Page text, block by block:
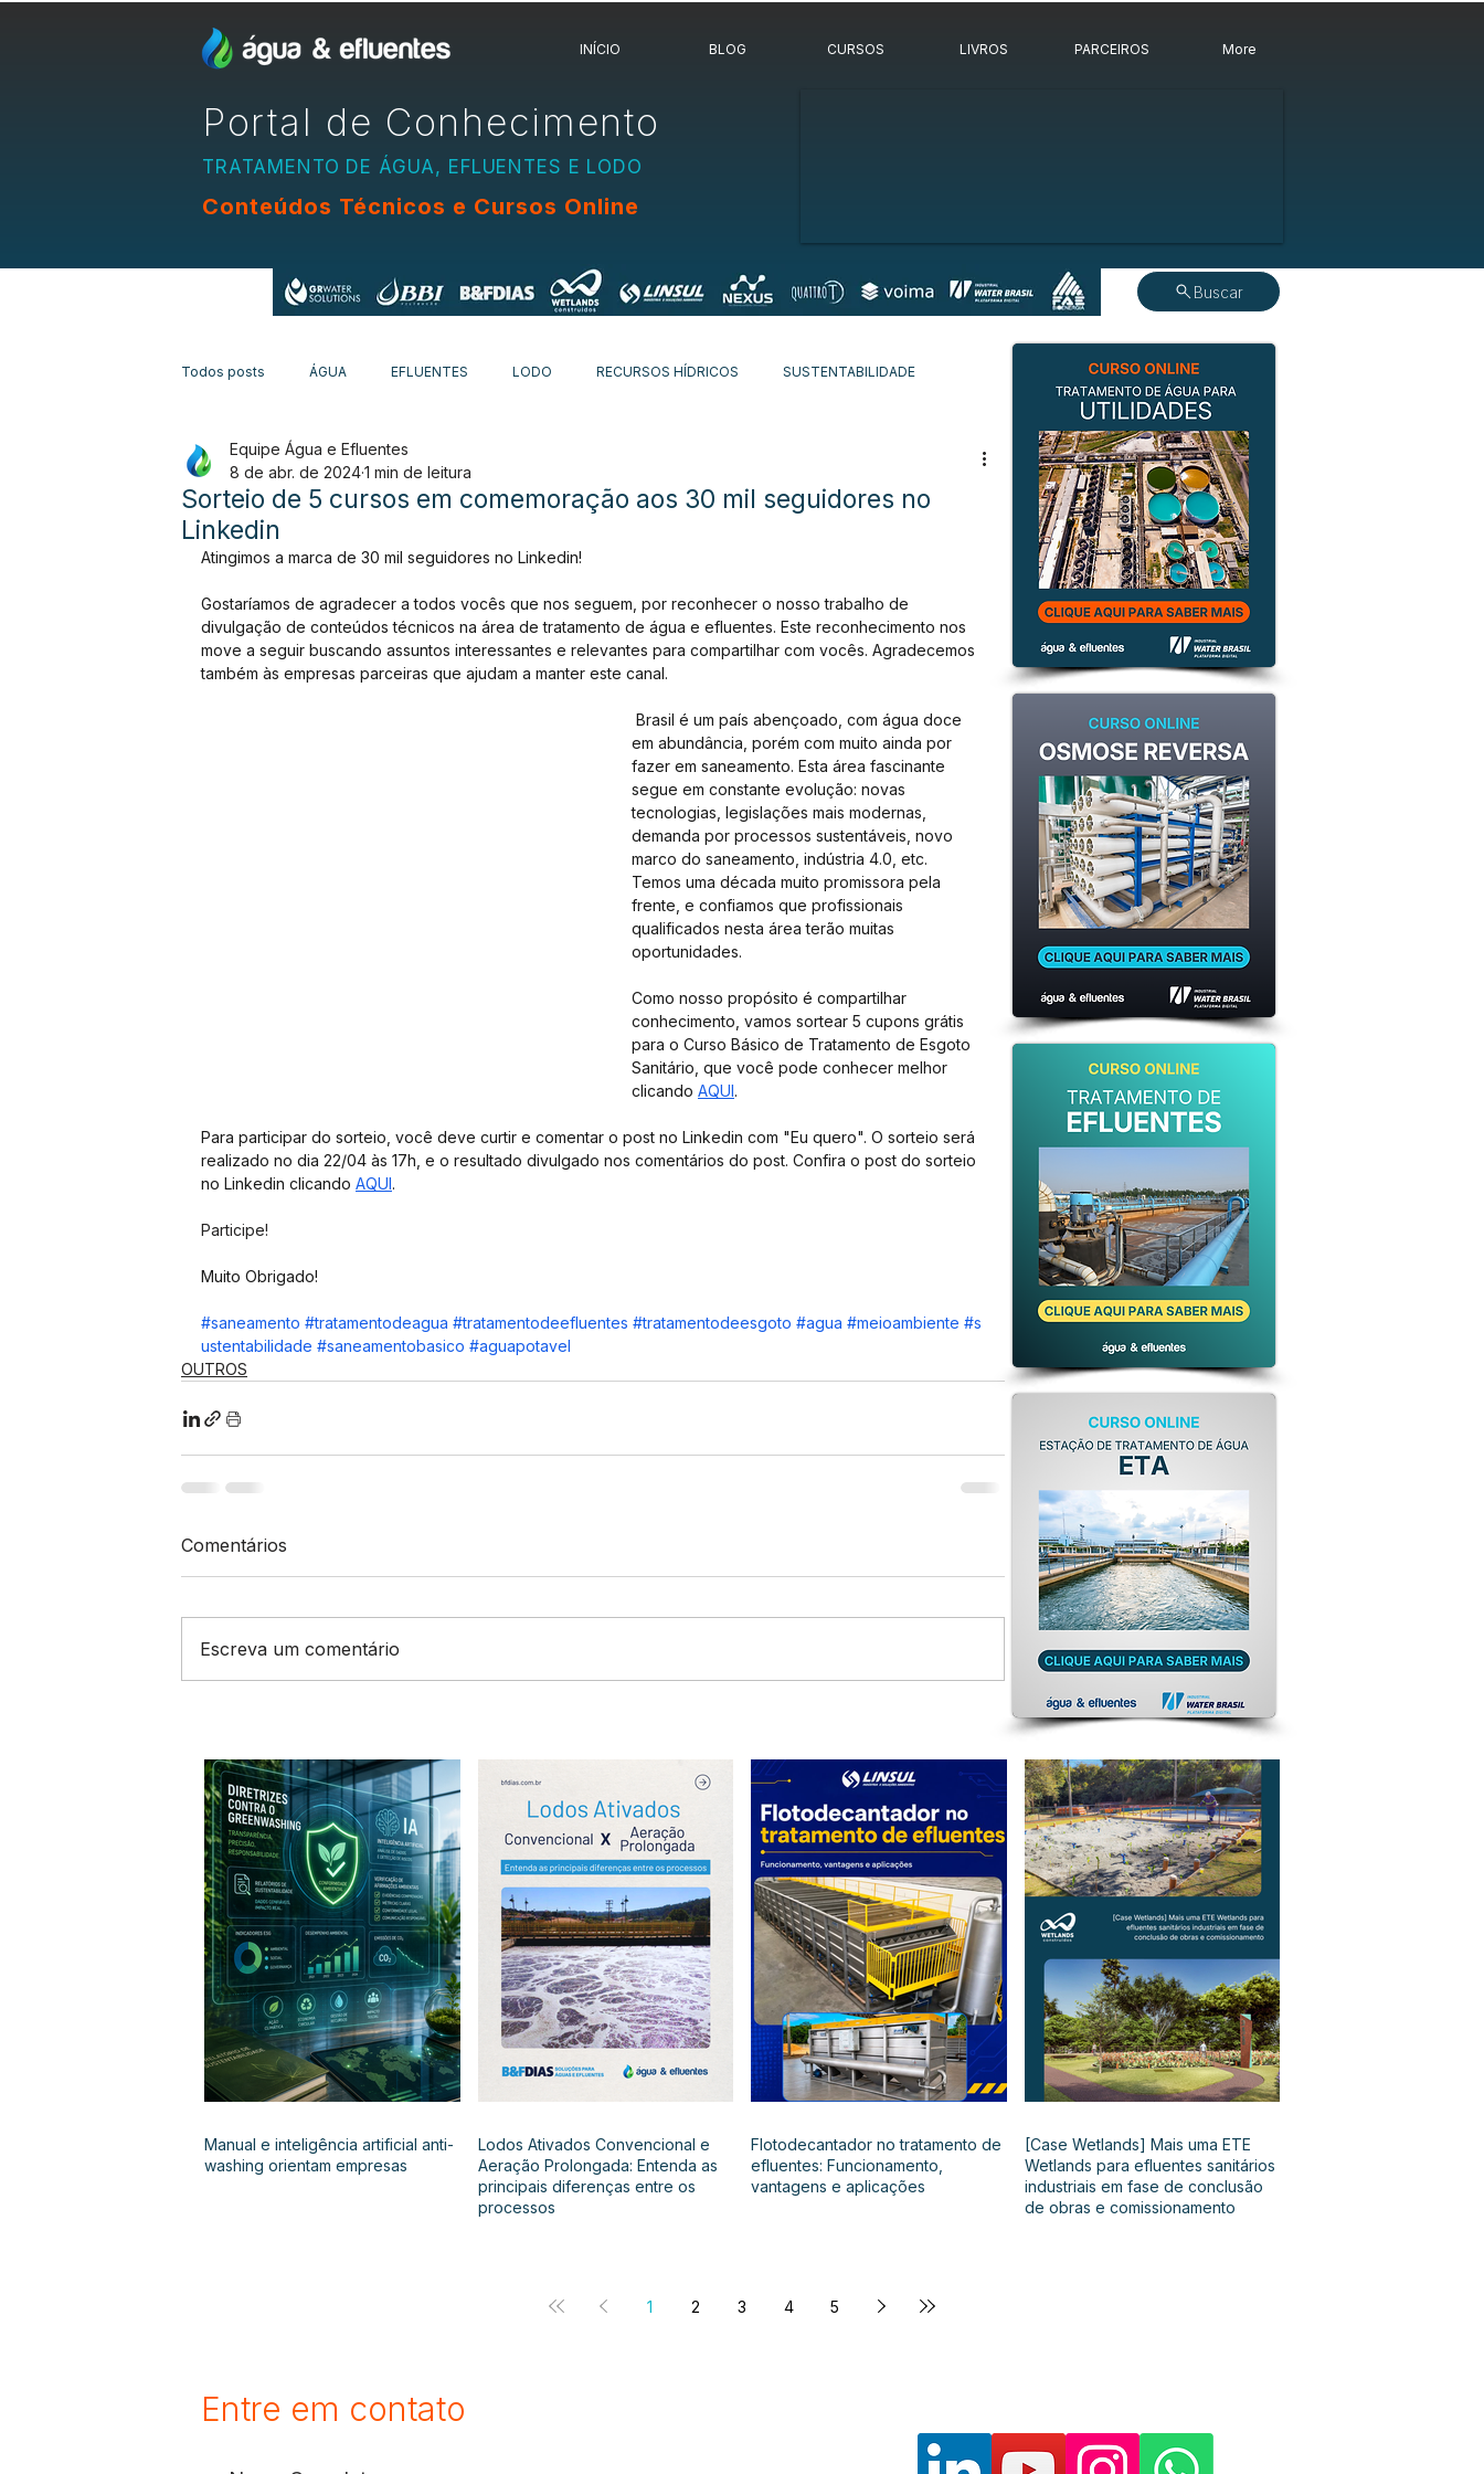
INÍCIO BLOG CURSOS LIVROS PARCEIROS More
Portal de Conhecimento
TRATAMENTO DE ÁGUA, EFLUENTES E LODO
Conteúdos Técnicos e Cursos Online
Buscar
Todos posts ÁGUA EFLUENTES LODO RECURSOS HÍDRICOS SUSTENTABILIDADE
EQUIPAMENTOS CURSOS
Sorteio de 5 cursos em comemoração aos 30 mil seguidores no
Linkedin
Equipe Água e Efluentes
8 de abr. de 20241 min de leitura
Atingimos a marca de 30 mil seguidores no Linkedin!
Gostaríamos de agradecer a todos vocês que nos seguem, por reconhecer o nosso trabalho de
divulgação de conteúdos técnicos na área de tratamento de água e efluentes. Este reconhecimento nos
move a seguir buscando assuntos interessantes e relevantes para compartilhar com vocês. Agradecemos
também às empresas parceiras que ajudam a manter este canal.
Brasil é um país abençoado, com água doce
em abundância, porém com muito ainda por
fazer em saneamento. Esta área fascinante
segue em constante evolução: novas
tecnologias, legislações mais modernas,
demanda por processos sustentáveis, novo
marco do saneamento, indústria 4.0, etc.
Temos uma década muito promissora pela
frente, e confiamos que profissionais
qualificados nesta área terão muitas
oportunidades.
Como nosso propósito é compartilhar
conhecimento, vamos sortear 5 cupons grátis
para o Curso Básico de Tratamento de Esgoto
Sanitário, que você pode conhecer melhor
clicando AQUI.
Para participar do sorteio, você deve curtir e comentar o post no Linkedin com "Eu quero". O sorteio será
realizado no dia 22/04 às 17h, e o resultado divulgado nos comentários do post. Confira o post do sorteio
no Linkedin clicando AQUI.
Participe!
Muito Obrigado!
#saneamento #tratamentodeagua #tratamentodeefluentes #tratamentodeesgoto #agua #meioambiente #s
ustentabilidade #saneamentobasico #aguapotavel
OUTROS
Comentários
Escreva um comentário
Manual e inteligência artificial anti-
washing orientam empresas
Lodos Ativados Convencional e
Aeração Prolongada: Entenda as
principais diferenças entre os
processos
Flotodecantador no tratamento de
efluentes: Funcionamento,
vantagens e aplicações
[Case Wetlands] Mais uma ETE
Wetlands para efluentes sanitários
industriais em fase de conclusão
de obras e comissionamento
1 2 3 4 5
Entre em contato